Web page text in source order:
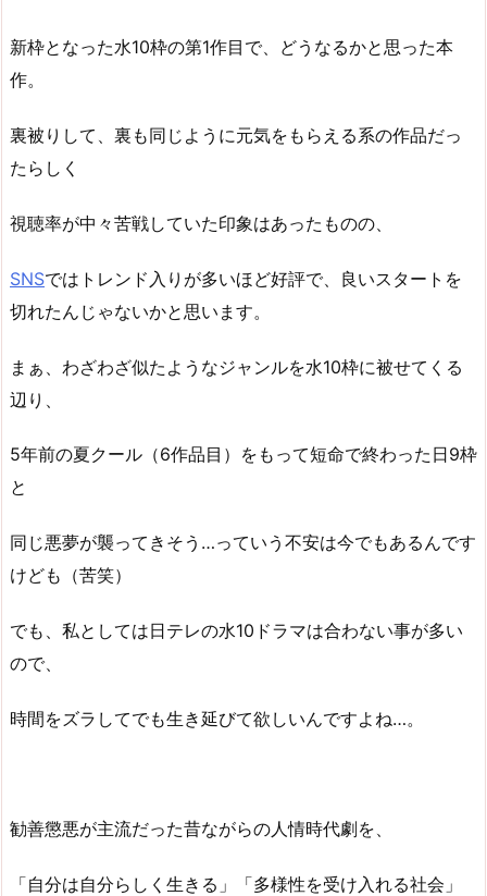
新枠となった水10枠の第1作目で、どうなるかと思った本
作。
裏被りして、裏も同じように元気をもらえる系の作品だっ
たらしく
視聴率が中々苦戦していた印象はあったものの、
SNSではトレンド入りが多いほど好評で、良いスタートを
切れたんじゃないかと思います。
まぁ、わざわざ似たようなジャンルを水10枠に被せてくる
辺り、
5年前の夏クール（6作品目）をもって短命で終わった日9枠
と
同じ悪夢が襲ってきそう…っていう不安は今でもあるんです
けども（苦笑）
でも、私としては日テレの水10ドラマは合わない事が多い
ので、
時間をズラしてでも生き延びて欲しいんですよね…。
勧善懲悪が主流だった昔ながらの人情時代劇を、
「自分は自分らしく生きる」「多様性を受け入れる社会」